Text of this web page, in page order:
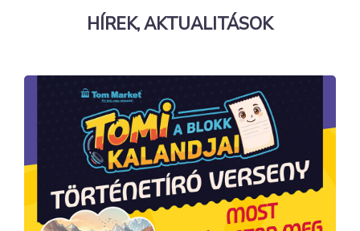
HÍREK, AKTUALITÁSOK